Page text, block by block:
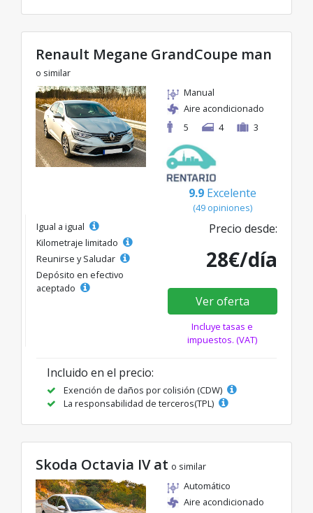
Renault Megane GrandCoupe man
o similar
Manual
Aire acondicionado
5
4 3
9.9 Excelente
(49 opiniones)
Igual a igual
Kilometraje limitado
Reunirse y Saludar
Depósito en efectivo
aceptado
Precio desde:
28€/día
Ver oferta
Incluye tasas e
impuestos. (VAT)
Incluido en el precio:
Exención de daños por colisión (CDW)
La responsabilidad de terceros(TPL)
Skoda Octavia IV at o similar
Automático
Aire acondicionado